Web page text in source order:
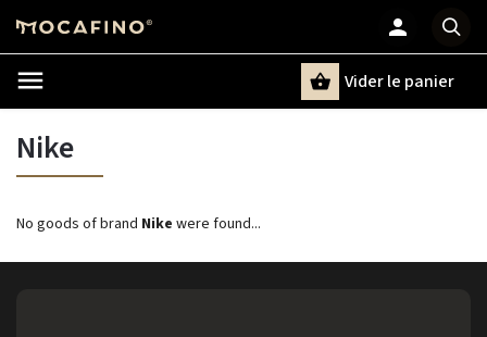
Chercher
Vider le panier
Nike
No goods of brand Nike were found...